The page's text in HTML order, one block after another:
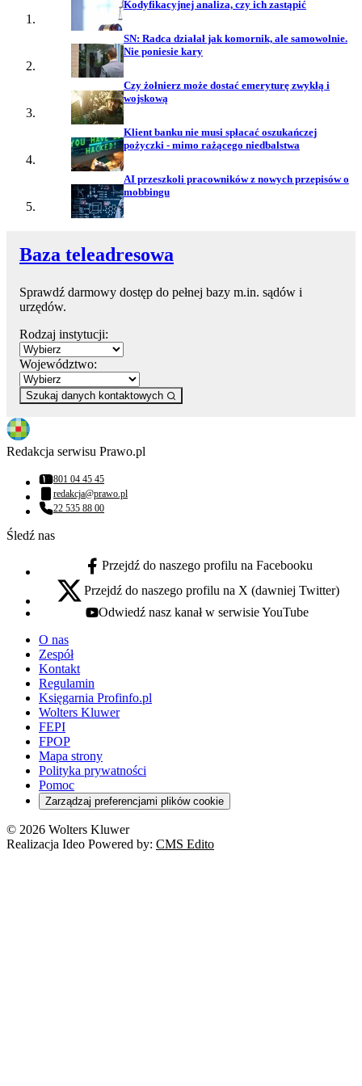
Kodyfikacyjnej analiza, czy ich zastąpić
SN: Radca działał jak komornik, ale samowolnie.
Nie poniesie kary
Czy żołnierz może dostać emeryturę zwykłą i
wojskową
Klient banku nie musi spłacać oszukańczej
pożyczki - mimo rażącego niedbalstwa
AI przeszkoli pracowników z nowych przepisów o
mobbingu
Baza teleadresowa
Sprawdź darmowy dostęp do pełnej bazy m.in. sądów i
urzędów.
Rodzaj instytucji:
Województwo:
Szukaj danych kontaktowych
Redakcja serwisu Prawo.pl
Numer telefonu:
801 04 45 45
Adres email:
redakcja@prawo.pl
Numer telefonu:
22 535 88 00
Śledź nas
facebook - otwiera się w nowej karcie
Przejdź do naszego profilu na Facebooku
x - otwiera się w nowej karcie
Przejdź do naszego profilu na X (dawniej Twitter)
youtube - otwiera się w nowej karcie
Odwiedź nasz kanał w serwisie YouTube
O nas
Zespół
Kontakt
Regulamin
Księgarnia Profinfo.pl
Wolters Kluwer
FEPI
FPOP
Mapa strony
Polityka prywatności
Pomoc
Zarządzaj preferencjami plików cookie
© 2026 Wolters Kluwer
Realizacja Ideo Powered by: CMS Edito